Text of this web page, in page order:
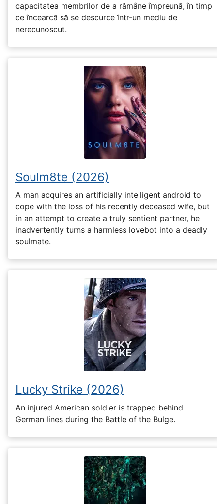
capacitatea membrilor de a rămâne împreună, în timp
ce încearcă să se descurce într-un mediu de
nerecunoscut.
Soulm8te (2026)
A man acquires an artificially intelligent android to
cope with the loss of his recently deceased wife, but
in an attempt to create a truly sentient partner, he
inadvertently turns a harmless lovebot into a deadly
soulmate.
Lucky Strike (2026)
An injured American soldier is trapped behind
German lines during the Battle of the Bulge.